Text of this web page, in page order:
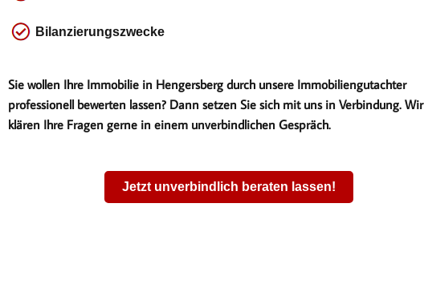
Bilanzierungszwecke
Sie wollen Ihre Immobilie in Hengersberg durch unsere Immobiliengutachter
professionell bewerten lassen? Dann setzen Sie sich mit uns in Verbindung. Wir
klären Ihre Fragen gerne in einem unverbindlichen Gespräch.
Jetzt unverbindlich beraten lassen!